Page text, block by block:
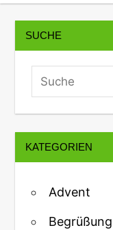
SUCHE
KATEGORIEN
Advent
Begrüßung